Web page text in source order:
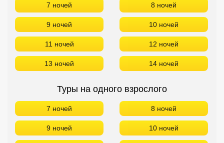
7 ночей 8 ночей
9 ночей 10 ночей
11 ночей 12 ночей
13 ночей 14 ночей
Туры на одного взрослого
7 ночей 8 ночей
9 ночей 10 ночей
Лучшие отели 3* звезды
Недорогие отели 3*
звезды
Сетевые отели Египта
Сетевые отели ОАЭ
Сетевые отели Таиланда